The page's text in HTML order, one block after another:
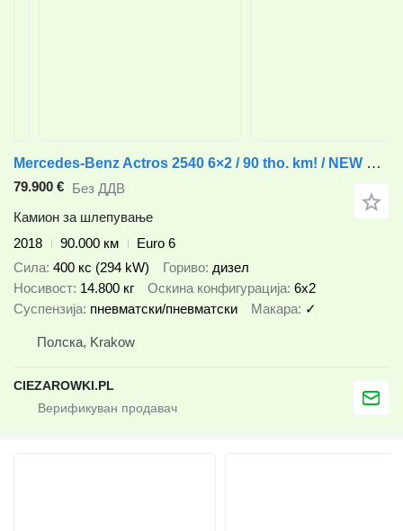
Mercedes-Benz Actros 2540 6×2 / 90 tho. km! / NEW GALVANIZED tow truck 9 m / 5
79.900 € Без ДДВ
Камион за шлепување
2018
90.000 км
Euro 6
Сила 400 кс (294 kW) Гориво дизел
Носивост 14.800 кг Оскина конфигурација 6x2
Суспензија пневматски/пневматски Макара ✓
Полска, Krakow
CIEZAROWKI.PL